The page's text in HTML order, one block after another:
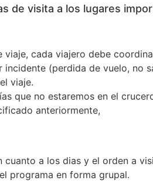
de visita a los lugares
cada viajero debe
incidente (perdida de vuelo, no
viaje.
que no estaremos en el
anteriormente,
cuanto a los dias y el orden a
programa en forma grupal.